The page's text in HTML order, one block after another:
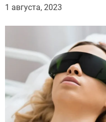
е
н
и
я
1 августа, 2023